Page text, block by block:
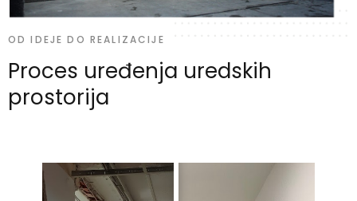
OD IDEJE DO REALIZACIJE
Proces uređenja uredskih
prostorija